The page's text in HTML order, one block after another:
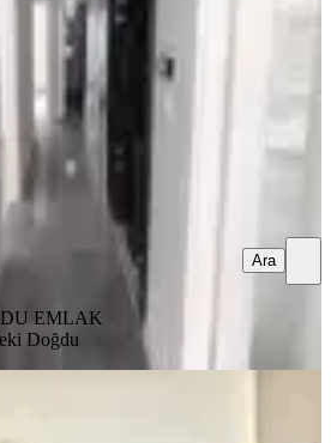
Anıl Zeki Doğdu
EMLAK
Doğdu
Ara